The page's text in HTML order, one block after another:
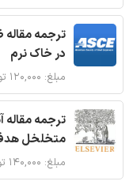
ترجمه
در خاک نرم
مبلغ: ۱۲۰,۰۰۰ تومان
ترجمه مقاله
متخلخل
مبلغ: ۱۴۰,۰۰۰ تومان